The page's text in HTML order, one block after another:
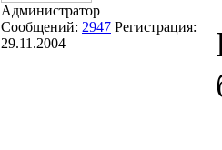
Администратор
Сообщений: 2947 Регистрация:
29.11.2004